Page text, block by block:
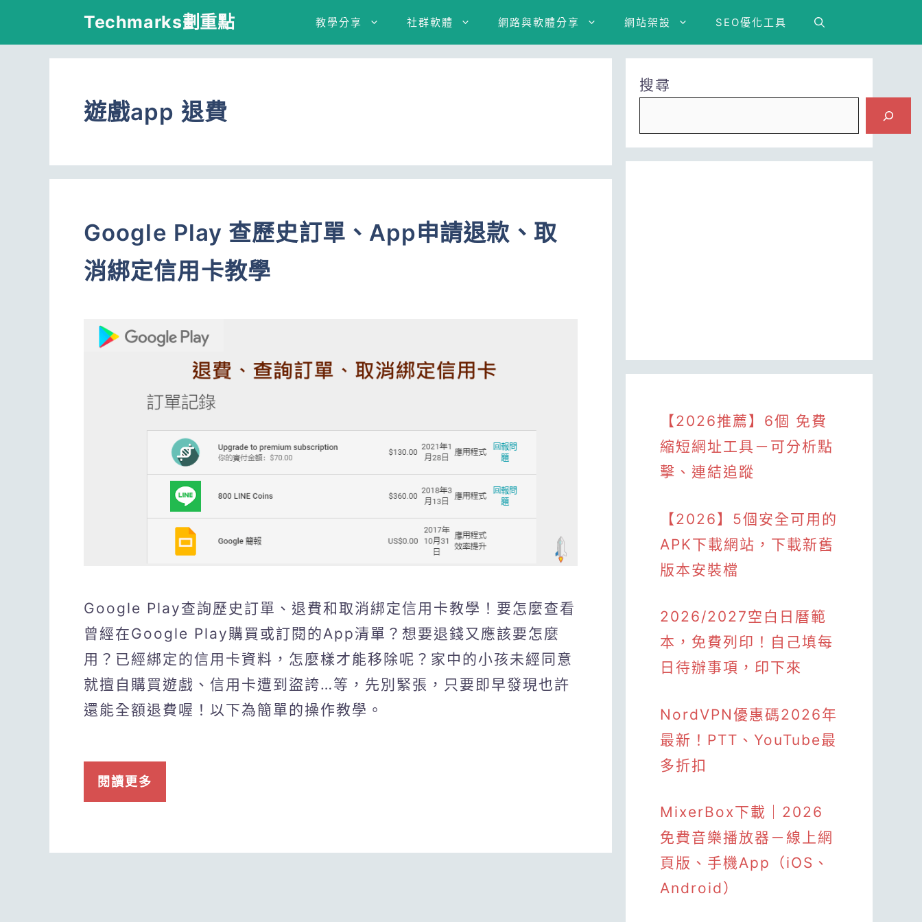
Techmarks劃重點 教學分享 社群軟體 網路與軟體分享 網站架設 SEO優化工具
遊戲app 退費
Google Play 查歷史訂單、App申請退款、取
消綁定信用卡教學
Google Play查詢歷史訂單、退費和取消綁定信用卡教學！要怎麼查看
曾經在Google Play購買或訂閱的App清單？想要退錢又應該要怎麼
用？已經綁定的信用卡資料，怎麼樣才能移除呢？家中的小孩未經同意
就擅自購買遊戲、信用卡遭到盜誇…等，先別緊張，只要即早發現也許
還能全額退費喔！以下為簡單的操作教學。
閱讀更多
搜尋
【2026推薦】6個 免費
縮短網址工具－可分析點
擊、連結追蹤
【2026】5個安全可用的
APK下載網站，下載新舊
版本安裝檔
2026/2027空白日曆範
本，免費列印！自己填每
日待辦事項，印下來
NordVPN優惠碼2026年
最新！PTT、YouTube最
多折扣
MixerBox下載｜2026
免費音樂播放器－線上網
頁版、手機App（iOS、
Android）